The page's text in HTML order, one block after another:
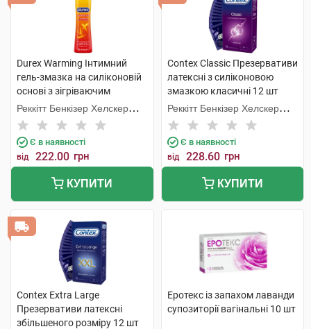
Durex Warming Інтимний
гель-змазка на силіконовій
основі з зігріваючим
ефектом 50 мл 1 флакон
Реккітт Бенкізер Хелскер
Мануфектурінг
Є в наявності
від 222.00 грн
КУПИТИ
Contex Classic Презервативи
латексні з силіконовою
змазкою класичні 12 шт
Реккітт Бенкізер Хелскер
Мануфектурінг
Є в наявності
від 228.60 грн
КУПИТИ
Contex Extra Large
Презервативи латексні
збільшеного розміру 12 шт
Еротекс із запахом лаванди
супозиторії вагінальні 10 шт